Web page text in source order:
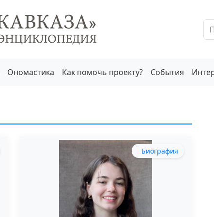
Ономастика Как помочь проекту? События
Биография